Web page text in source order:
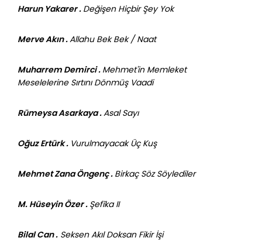
Harun Yakarer . Değişen Hiçbir Şey Yok
Merve Akın .Allahu Bek Bek / Naat
Muharrem Demirci . Mehmet'in Memleket
Meselelerine Sırtını Dönmüş Vaadi
Rümeysa Asarkaya .Asal Sayı
Oğuz Ertürk . Vurulmayacak Üç Kuş
Mehmet Zana Öngenç . Birkaç Söz Söylediler
M. Hüseyin Özer . Şefîka II
Bilal Can . Seksen Akıl Doksan Fikir İşi